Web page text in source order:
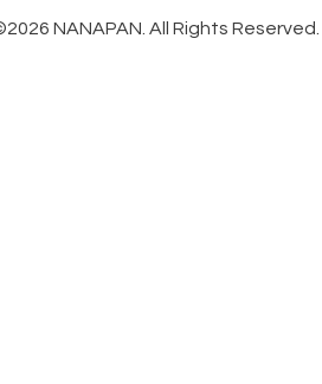
NANAPAN . All Rights Reserved.